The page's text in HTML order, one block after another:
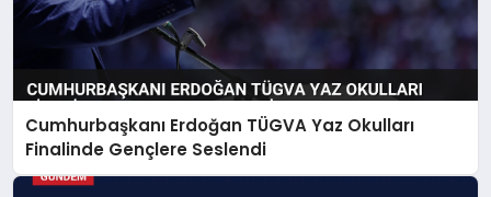
Cumhurbaşkanı Erdoğan TÜGVA Yaz Okulları
Finalinde Gençlere Seslendi